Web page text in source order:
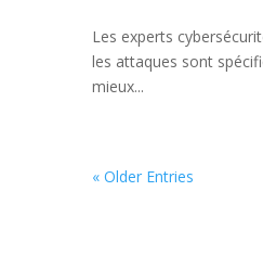
Les experts
les attaques sont
mieux...
« Older Entries